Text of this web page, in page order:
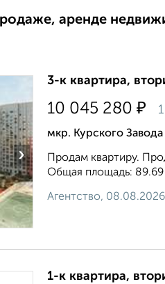
аренде
›
3-к квартира,
10 045 280 ₽
мкр. Курского
Продам квартиру.
Общая площадь: 89.69
Агентство, 08.08.2026
1-к квартира,